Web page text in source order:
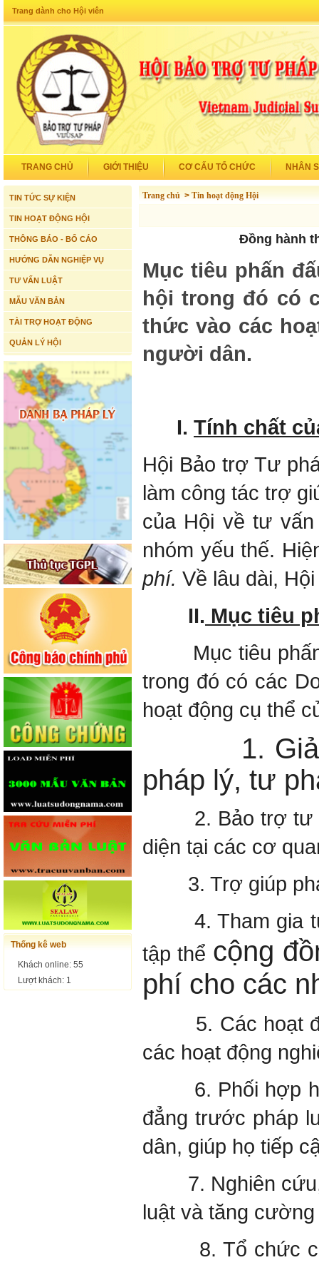
Trang dành cho Hội viên
TRANG CHỦ GIỚI THIỆU CƠ CẤU TỔ CHỨC NHÂN
TIN TỨC SỰ KIỆN
TIN HOẠT ĐỘNG HỘI
THÔNG BÁO - BỐ CÁO
HƯỚNG DẪN NGHIỆP VỤ
TƯ VẤN LUẬT
MẪU VĂN BẢN
TÀI TRỢ HOẠT ĐỘNG
QUẢN LÝ HỘI
Thống kê web
Khách online: 55
Lượt khách: 1
Trang chủ > Tin hoạt động Hội
Đồng hành
Mục tiêu phấn
hội trong đó có
thức vào các
người dân.
I. Tính chất
Hội Bảo trợ Tư
làm công tác trợ
của Hội về tư
nhóm yếu thế.
phí. Về lâu dài,
II. Mục tiêu
Mục tiêu phấn
trong đó có các
hoạt động cụ thể
1. Giải
pháp lý, tư
2. Bảo trợ tư
diện tại các cơ
3. Trợ giúp
4. Tham gia tư
tập thể cộng
phí cho các
5. Các hoạt
các hoạt động
6. Phối hợp
đẳng trước pháp
dân, giúp họ tiếp
7. Nghiên cứu,
luật và tăng
8. Tổ chức các